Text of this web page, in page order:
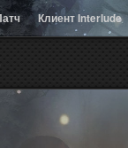
Клиент Interlude